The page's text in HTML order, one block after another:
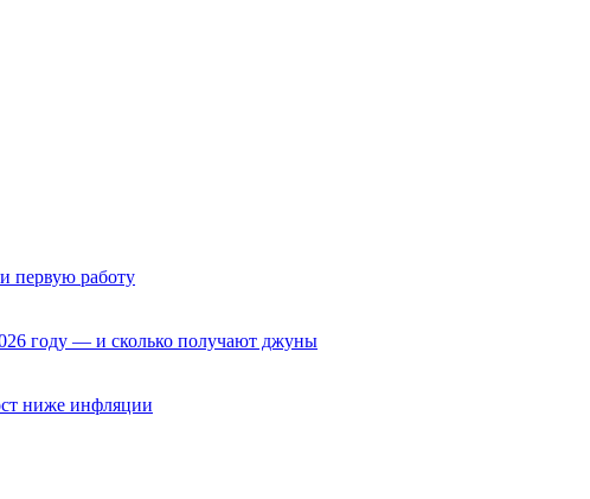
первую работу
году — и сколько получают джуны
ниже инфляции